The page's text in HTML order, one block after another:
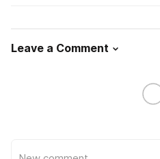
Leave a Comment